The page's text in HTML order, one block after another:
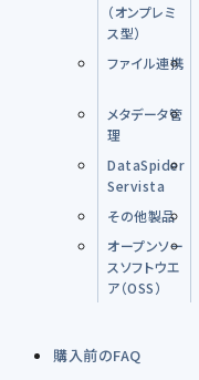
（オンプレミ
ス型）
ファイル連携
メタデータ管
理
DataSpider
Servista
その他製品
オープンソー
スソフトウエ
ア（OSS）
購入前のFAQ